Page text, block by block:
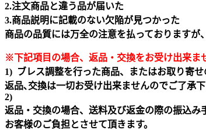
2.注文商品と違う品が届いた
3.商品説明に記載のない欠陥が見つかった
商品の品質には万全の注意を払っておりますが
※下記項目の場合、返品・交換をお受け出来ま
1) ブレス調整を行った商品、またはお取り寄せ
返品､交換は一切お受け出来ませんのでご了承下
2)
返品・交換の場合、送料及び返金の際の振込み
お客様のご負担とさせて頂きます。